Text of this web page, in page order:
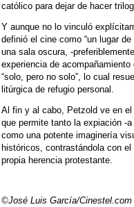
católico para dejar de hacer
Y aunque no lo vinculó
definió el cine como “un lugar
una sala oscura, -
experiencia de
“solo, pero no solo”, lo cual
litúrgica de refugio personal.
Al fin y al cabo, Petzold ve en
que permite tanto la expiación -
como una potente imaginería
históricos, contrastándola con
propia herencia protestante.
©José Luis García/Cinestel.com